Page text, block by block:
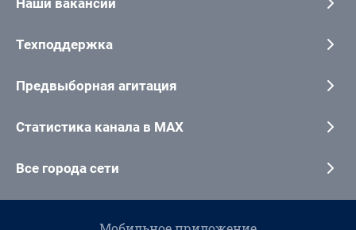
Техподдержка
Предвыборная агитация
Статистика канала в MAX
Все города сети